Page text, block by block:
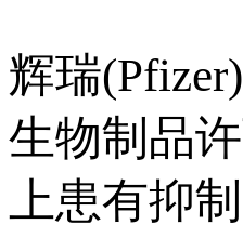
辉瑞
生物制品
上患有抑